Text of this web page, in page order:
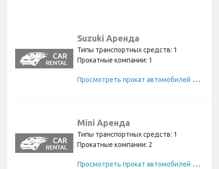
Suzuki Аренда
Типы транспортных средств: 1
Прокатные компании: 1
П
росмотреть прокат автомобилей Suzuki
Mini Аренда
Типы транспортных средств: 1
Прокатные компании: 2
П
росмотреть прокат автомобилей Mini